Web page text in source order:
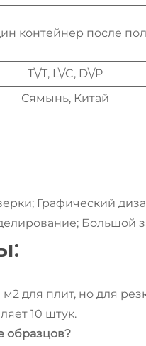
контейнер после
T\/T, L\/C, D\/P
Сямынь, Китай
Графический
Большой
для плит, но для
10 штук.
образцов?